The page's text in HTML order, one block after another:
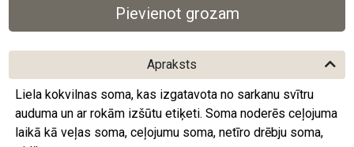
Apraksts
Liela kokvilnas soma, kas izgatavota no sarkanu svītru
auduma un ar rokām izšūtu etiķeti. Soma noderēs ceļojuma
laikā kā veļas soma, ceļojumu soma, netīro drēbju soma,